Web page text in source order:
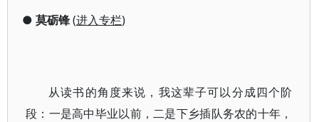
● 莫砺锋(进入专栏)
从读书的角度来说，我这辈子可以分成四个阶
段：一是高中毕业以前，二是下乡插队务农的十年，